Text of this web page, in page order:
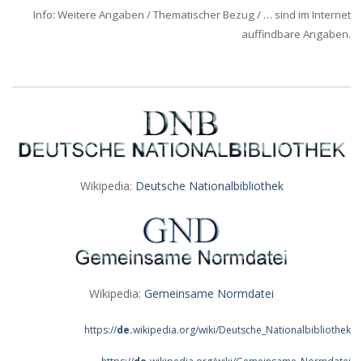
Info: Weitere Angaben / Thematischer Bezug / … sind im Internet
auffindbare Angaben.
Wikipedia: Deutsche Nationalbibliothek
Wikipedia: Gemeinsame Normdatei
https://de.wikipedia.org/wiki/Deutsche_Nationalbibliothek